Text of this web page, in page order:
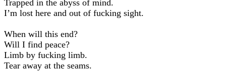
Trapped in the abyss of mind.
I’m lost here and out of fucking sight.
When will this end?
Will I find peace?
Limb by fucking limb.
Tear away at the seams.